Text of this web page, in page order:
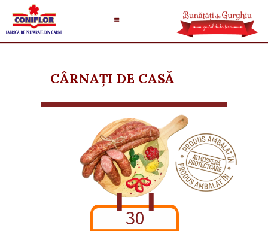
CÂRNAȚI DE CASĂ
30